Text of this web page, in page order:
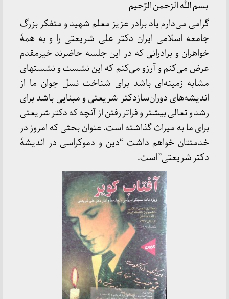
بسم الله الرّحمن الرّحیم
گرامی می‌دارم یاد برادر عزیز معلم شهید و متفکر بزرگ
جامعه اسلامی ایران دکتر علی شریعتی را و به همۀ
خواهران و برادرانی که در این جلسه حاضرند خیرمقدم
عرض می‌کنم و آرزو می‌کنم که این نشست و نشستهای
مشابه زمینه‌ای باشد برای شناخت نسل جوان ما از
اندیشه‌های دوران‌سازدکتر شریعتی و مبنایی باشد برای
رشد و تعالی بیشتر و فراتر رفتن از آنچه که دکتر شریعتی
برای ما به میراث گذاشته است. عنوان بحثی که امروز در
خدمتتان خواهم داشت “دین و دموکراسی در اندیشۀ
دکتر شریعتی” است.